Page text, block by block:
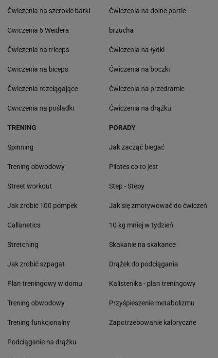
Ćwiczenia na szerokie barki
Ćwiczenia 6 Weidera
Ćwiczenia na triceps
Ćwiczenia na biceps
Ćwiczenia rozciągające
Ćwiczenia na pośladki
Ćwiczenia na dolne partie
brzucha
Ćwiczenia na łydki
Ćwiczenia na boczki
Ćwiczenia na przedramie
Ćwiczenia na drążku
TRENING
Spinning
Trening obwodowy
Street workout
Jak zrobić 100 pompek
Callanetics
Stretching
Jak zrobić szpagat
Plan treningowy w domu
Trening obwodowy
Trening funkcjonalny
Podciąganie na drążku
PORADY
Jak zacząć biegać
Pilates co to jest
Step - Stepy
Jak się zmotywować do ćwiczeń
10 kg mniej w tydzień
Skakanie na skakance
Drążek do podciągania
Kalistenika - plan treningowy
Przyśpieszenie metabolizmu
Zapotrzebowanie kaloryczne